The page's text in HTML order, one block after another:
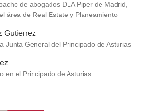
de abogados DLA Piper de Madrid,
área de Real Estate y Planeamiento
Gutierrez
Junta General del Principado de Asturias
en el Principado de Asturias